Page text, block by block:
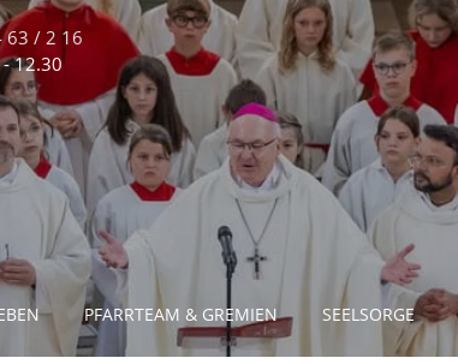
63 / 2 16
12.30
PFARRTEAM & GREMIEN SEELSORGE